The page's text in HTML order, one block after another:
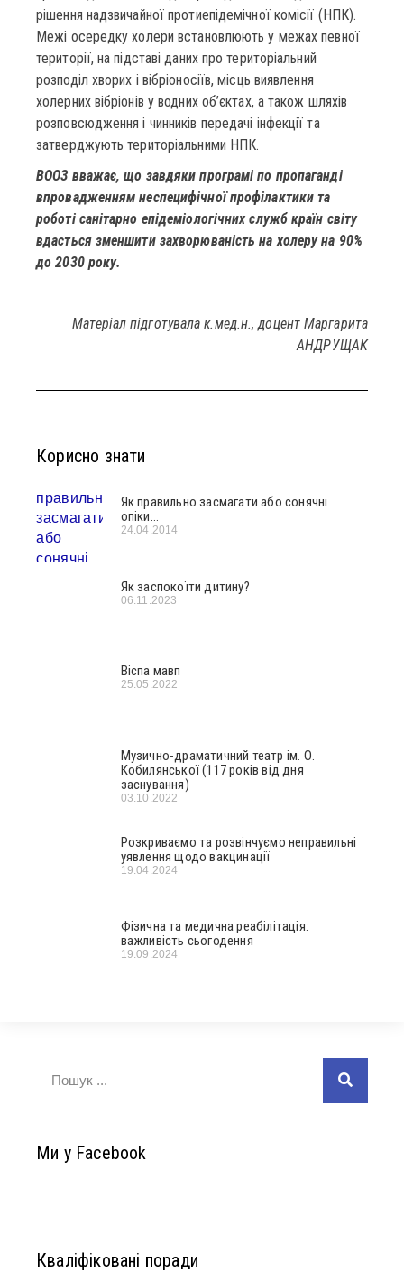
рішення надзвичайної протиепідемічної комісії (НПК).
Межі осередку холери встановлюють у межах певної
території, на підставі даних про територіальний
розподіл хворих і вібріоносіїв, місць виявлення
холерних вібріонів у водних об’єктах, а також шляхів
розповсюдження і чинників передачі інфекції та
затверджують територіальними НПК.
ВООЗ вважає, що завдяки програмі по пропаганді
впровадженням неспецифічної профілактики та
роботі санітарно епідеміологічних служб країн світу
вдасться зменшити захворюваність на холеру на 90%
до 2030 року.
Матеріал підготувала к.мед.н., доцент Маргарита
АНДРУЩАК
Корисно знати
Як правильно засмагати або сонячні
опіки…
24.04.2014
Як заспокоїти дитину?
06.11.2023
Віспа мавп
25.05.2022
Музично-драматичний театр ім. О.
Кобилянської (117 років від дня
заснування)
03.10.2022
Розкриваємо та розвінчуємо неправильні
уявлення щодо вакцинації
19.04.2024
Фізична та медична реабілітація:
важливість сьогодення
19.09.2024
Ми у Facebook
Кваліфіковані поради